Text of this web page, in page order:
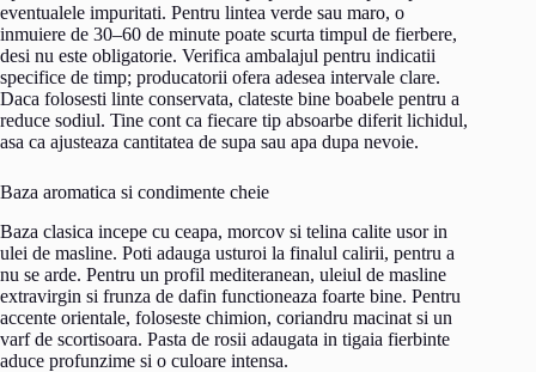
eventualele impuritati. Pentru lintea verde sau maro, o
inmuiere de 30–60 de minute poate scurta timpul de fierbere,
desi nu este obligatorie. Verifica ambalajul pentru indicatii
specifice de timp; producatorii ofera adesea intervale clare.
Daca folosesti linte conservata, clateste bine boabele pentru a
reduce sodiul. Tine cont ca fiecare tip absoarbe diferit lichidul,
asa ca ajusteaza cantitatea de supa sau apa dupa nevoie.
Baza aromatica si condimente cheie
Baza clasica incepe cu ceapa, morcov si telina calite usor in
ulei de masline. Poti adauga usturoi la finalul calirii, pentru a
nu se arde. Pentru un profil mediteranean, uleiul de masline
extravirgin si frunza de dafin functioneaza foarte bine. Pentru
accente orientale, foloseste chimion, coriandru macinat si un
varf de scortisoara. Pasta de rosii adaugata in tigaia fierbinte
aduce profunzime si o culoare intensa.